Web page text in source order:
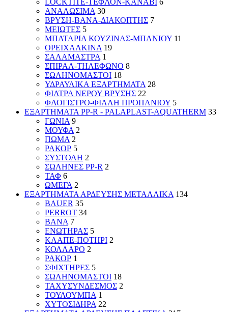
ΑΝΑΛΩΣΙΜΑ 30
ΒΡΥΣΗ-ΒΑΝΑ-ΔΙΑΚΟΠΤΗΣ 7
ΜΕΙΩΤΕΣ 5
ΜΠΑΤΑΡΙΑ ΚΟΥΖΙΝΑΣ-ΜΠΑΝΙΟΥ 11
ΟΡΕΙΧΑΛΚΙΝΑ 19
ΣΑΛΑΜΑΣΤΡΑ 1
ΣΠΙΡΑΛ-ΤΗΛΕΦΩΝΟ 8
ΣΩΛΗΝΟΜΑΣΤΟΙ 18
ΥΔΡΑΥΛΙΚΑ ΕΞΑΡΤΗΜΑΤΑ 28
ΦΙΛΤΡΑ ΝΕΡΟΥ ΒΡΥΣΗΣ 22
ΦΛΟΓΙΣΤΡΟ-ΦΙΑΛΗ ΠΡΟΠΑΝΙΟΥ 5
ΕΞΑΡΤΗΜΑΤΑ PP-R - PALAPLAST-AQUATHERM 33
ΓΩΝΙΑ 9
ΜΟΥΦΑ 2
ΠΩΜΑ 2
ΡΑΚΟΡ 5
ΣΥΣΤΟΛΗ 2
ΣΩΛΗΝΕΣ PP-R 2
ΤΑΦ 6
ΩΜΕΓΑ 2
ΕΞΑΡΤΗΜΑΤΑ ΑΡΔΕΥΣΗΣ ΜΕΤΑΛΛΙΚΑ 134
BAUER 35
PERROT 34
ΒΑΝΑ 7
ΕΝΩΤΗΡΑΣ 5
ΚΛΑΠΕ-ΠΟΤΗΡΙ 2
ΚΟΛΛΑΡΟ 2
ΡΑΚΟΡ 1
ΣΦΙΧΤΗΡΕΣ 5
ΣΩΛΗΝΟΜΑΣΤΟΙ 18
ΤΑΧΥΣΥΝΔΕΣΜΟΣ 2
ΤΟΥΛΟΥΜΠΑ 1
ΧΥΤΟΣΙΔΗΡΑ 22